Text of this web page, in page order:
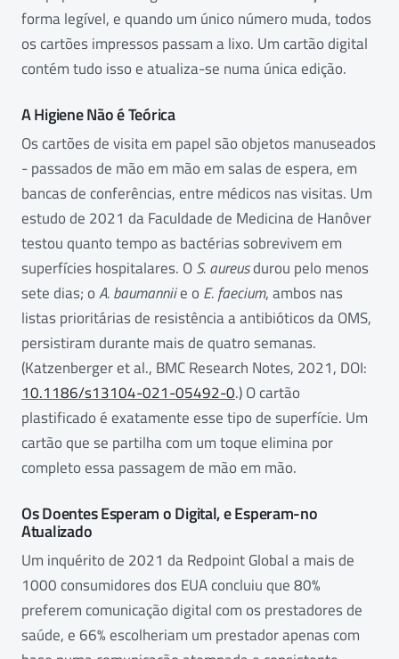
forma legível, e quando um único número muda, todos
os cartões impressos passam a lixo. Um cartão digital
contém tudo isso e atualiza-se numa única edição.
A Higiene Não é Teórica
Os cartões de visita em papel são objetos manuseados
- passados de mão em mão em salas de espera, em
bancas de conferências, entre médicos nas visitas. Um
estudo de 2021 da Faculdade de Medicina de Hanôver
testou quanto tempo as bactérias sobrevivem em
superfícies hospitalares. OS. aureusdurou pelo menos
sete dias; oA. baumanniie o E. faecium, ambos nas
listas prioritárias de resistência a antibióticos da OMS,
persistiram durante mais de quatro semanas.
(Katzenberger et al., BMC Research Notes, 2021, DOI:
10.1186/s13104-021-05492-0.) O cartão
plastificado é exatamente esse tipo de superfície. Um
cartão que se partilha com um toque elimina por
completo essa passagem de mão em mão.
Os Doentes Esperam o Digital, e Esperam-no
Atualizado
Um inquérito de 2021 da Redpoint Global a mais de
1000 consumidores dos EUA concluiu que 80%
preferem comunicação digital com os prestadores de
saúde, e 66% escolheriam um prestador apenas com